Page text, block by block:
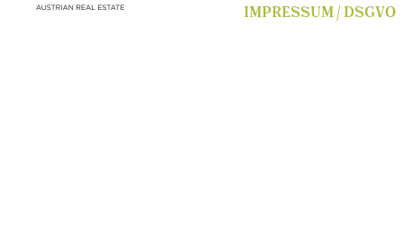
IMPRESSUM / DSGVO